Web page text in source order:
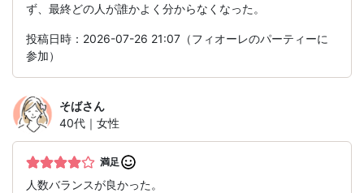
ず、最終どの人が誰かよく分からなくなった。
投稿日時：2026-07-26 21:07（フィオーレのパーティーに
参加）
そばさん
40代｜女性
満足
人数バランスが良かった。